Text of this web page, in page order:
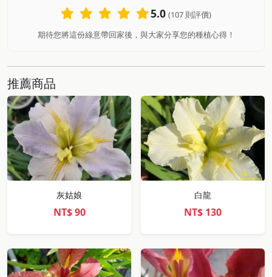
5.0 (107 則評價)
期待您將這份綠意帶回家後，與大家分享您的種植心得！
推薦商品
灰姑娘
NT$90
白龍
NT$ 130